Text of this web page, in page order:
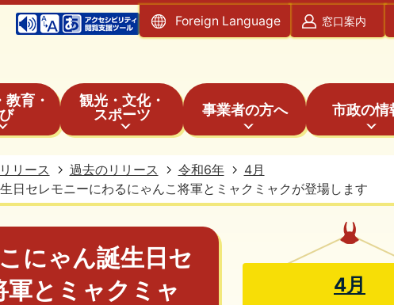
Foreign Language 窓口案内
育・
観光・文化・
スポーツ
事業者の方へ 市政の情
リース 過去のリリース 令和6年
4月
日セレモニーにわるにゃんこ将軍とミャクミャクが登場します
にゃん誕生日セ
とミャクミャ
4月